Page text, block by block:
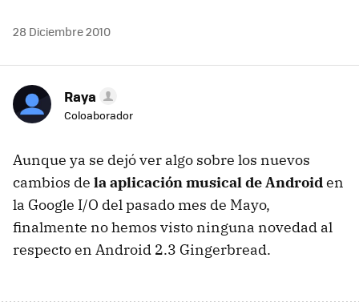
28 Diciembre 2010
Raya
Coloaborador
Aunque ya se dejó ver algo sobre los nuevos
cambios de la aplicación musical de Androiden
la Google I/O del pasado mes de Mayo,
finalmente no hemos visto ninguna novedad al
respecto en Android 2.3 Gingerbread.